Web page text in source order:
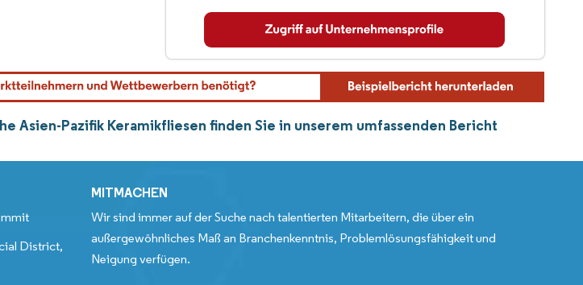
Asien-Pazifik Keramikfliesen finden Sie in unserem umfassenden Bericht
District,
MITMACHEN
Wir sind immer auf der Suche nach talentierten Mitarbeitern, die über ein
außergewöhnliches Maß an Branchenkenntnis, Problemlösungsfähigkeit und
Neigung verfügen.